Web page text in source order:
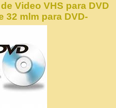
Video VHS para DVD
32 mlm para DVD-